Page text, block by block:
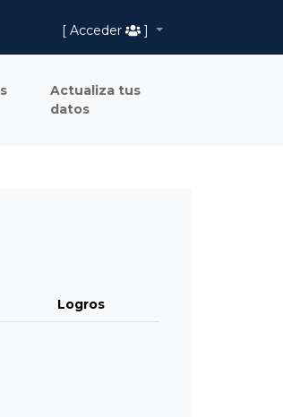
[ Acceder
]
Actualiza tus
datos
Logros